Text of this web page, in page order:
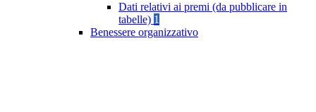
Dati relativi ai premi (da pubblicare in
tabelle) 1
Benessere organizzativo